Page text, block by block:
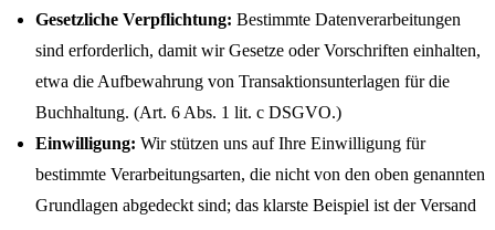
Gesetzliche Verpflichtung: Bestimmte Datenverarbeitungen
sind erforderlich, damit wir Gesetze oder Vorschriften einhalten,
etwa die Aufbewahrung von Transaktionsunterlagen für die
Buchhaltung. (Art. 6 Abs. 1 lit. c DSGVO.)
Einwilligung: Wir stützen uns auf Ihre Einwilligung für
bestimmte Verarbeitungsarten, die nicht von den oben genannten
Grundlagen abgedeckt sind; das klarste Beispiel ist der Versand